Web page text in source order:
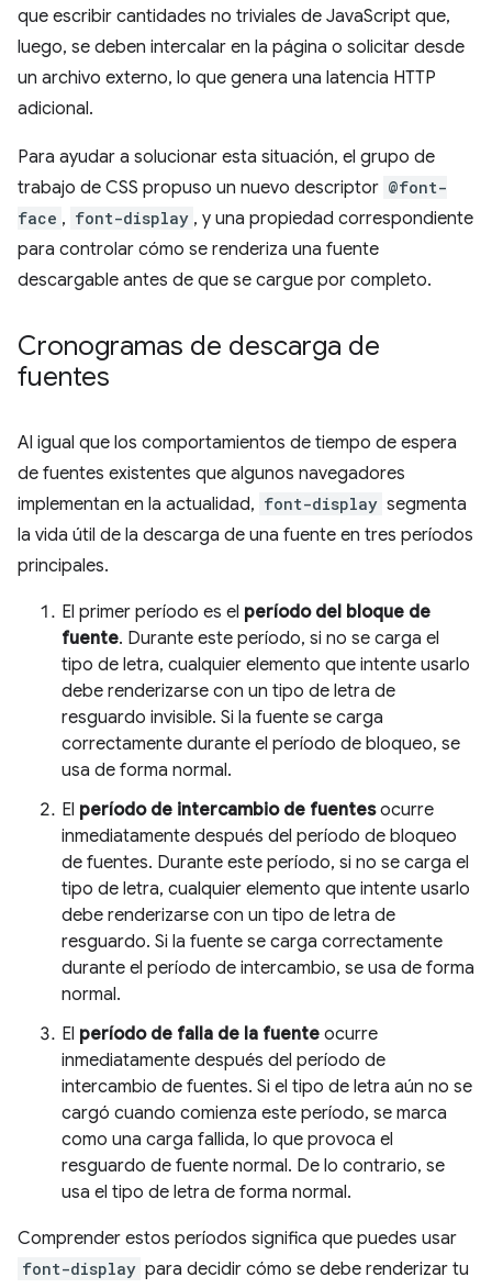
que escribir cantidades no triviales de JavaScript que,
luego, se deben intercalar en la página o solicitar desde
un archivo externo, lo que genera una latencia HTTP
adicional.
Para ayudar a solucionar esta situación, el grupo de
trabajo de CSS propuso un nuevo descriptor @font-
face , font-display , y una propiedad correspondiente
para controlar cómo se renderiza una fuente
descargable antes de que se cargue por completo.
Cronogramas de descarga de
fuentes
Al igual que los comportamientos de tiempo de espera
de fuentes existentes que algunos navegadores
implementan en la actualidad, font-display segmenta
la vida útil de la descarga de una fuente en tres períodos
principales.
El primer período es el período del bloque de
fuente. Durante este período, si no se carga el
tipo de letra, cualquier elemento que intente usarlo
debe renderizarse con un tipo de letra de
resguardo invisible. Si la fuente se carga
correctamente durante el período de bloqueo, se
usa de forma normal.
El período de intercambio de fuentesocurre
inmediatamente después del período de bloqueo
de fuentes. Durante este período, si no se carga el
tipo de letra, cualquier elemento que intente usarlo
debe renderizarse con un tipo de letra de
resguardo. Si la fuente se carga correctamente
durante el período de intercambio, se usa de forma
normal.
El período de falla de la fuente ocurre
inmediatamente después del período de
intercambio de fuentes. Si el tipo de letra aún no se
cargó cuando comienza este período, se marca
como una carga fallida, lo que provoca el
resguardo de fuente normal. De lo contrario, se
usa el tipo de letra de forma normal.
Comprender estos períodos significa que puedes usar
font-display para decidir cómo se debe renderizar tu